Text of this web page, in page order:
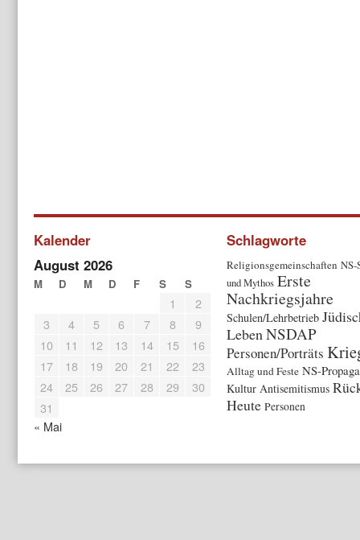
Kalender
August 2026
M D M D F S S
« Mai
1
2
3
4 5 6 7 8
9
10
11 12 13 14 15
16
17
18 19 20 21 22
23
24
25 26 27 28 29
30
31
Schlagworte
Religionsgemeinschaften NS-
und Mythos Erste
Nachkriegsjahre
Schulen/Lehrbetrieb
Leben NSDAP
Personen/Porträts
Alltag und Feste NS-
Kultur Antisemitismus
Heute Personen